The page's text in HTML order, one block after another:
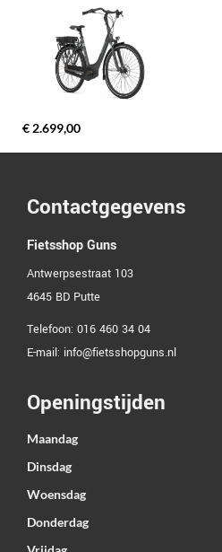
€ 2.699,00
Contactgegevens
Fietsshop Guns
Antwerpsestraat 103
4645 BD Putte
Telefoon: 016 460 34 04
E-mail: info@fietsshopguns.nl
Openingstijden
Maandag
Dinsdag
Woensdag
Donderdag